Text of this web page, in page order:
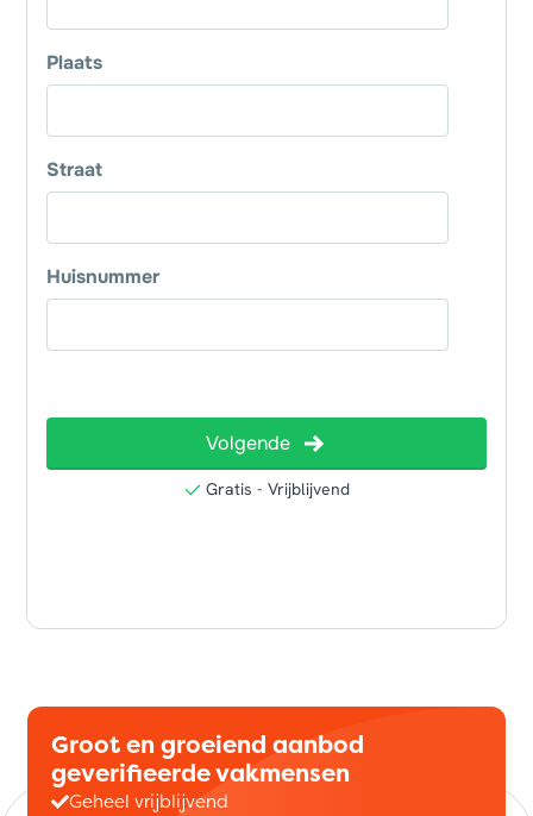
Groot en groeiend aanbod
geverifieerde vakmensen
Geheel vrijblijvend